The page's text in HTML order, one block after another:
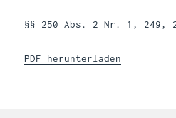
§§ 250 Abs. 2 Nr. 1, 249,
PDF herunterladen